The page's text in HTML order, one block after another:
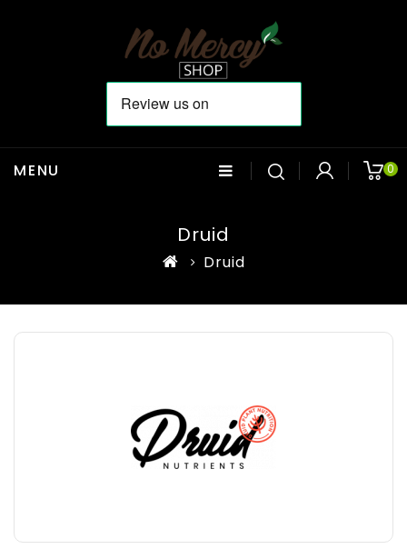
0
MENU
Druid
Druid